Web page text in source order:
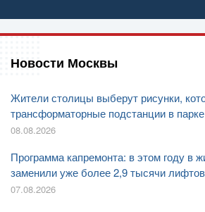
Новости Москвы
Жители столицы выберут рисунки,
трансформаторные подстанции в
08.08.2026
Программа капремонта: в этом году в
заменили уже более 2,9 тысячи лифтов
07.08.2026